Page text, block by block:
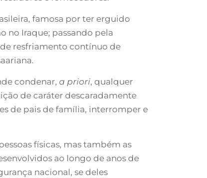
famosa por ter erguido
no Iraque; passando pela
resfriamento contínuo de
condenar, a priori, qualquer
de caráter descaradamente
de pais de família, interromper e
físicas, mas também as
ao longo de anos de
nacional, se deles